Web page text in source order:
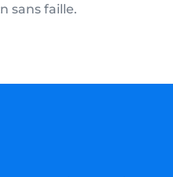
sans faille.